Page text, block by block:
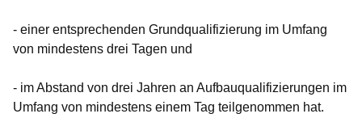
- einer entsprechenden Grundqualifizierung im Umfang
von mindestens drei Tagen und
- im Abstand von drei Jahren an Aufbauqualifizierungen im
Umfang von mindestens einem Tag teilgenommen hat.